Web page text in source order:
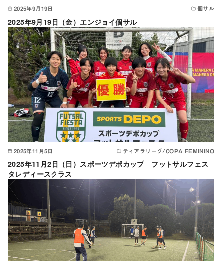
2025年9月19日 個サル
2025年9月19日（金）エンジョイ個サル
2025年11月5日 ティアラリーグ/COPA FEMININO
2025年11月2日（日）スポーツデポカップ フットサルフェス
タレディースクラス